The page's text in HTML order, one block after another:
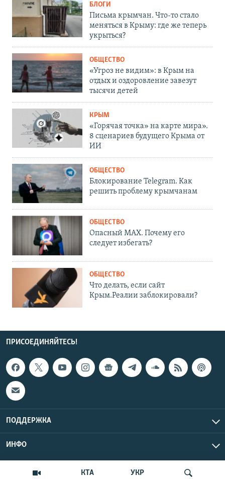
КТА УКР
БЛОГИ
Письма крымчан. Что-то стало
меняться в Крыму: где же теперь
укрыться?
ОБЩЕСТВО
«Угроз не видим»: в Крым на
отдых и оздоровление завезут
тысячи детей
КРЫМ
«Горячая точка» на карте мира».
8 сценариев будущего Крыма от
ИИ
ОБЩЕСТВО
Блокирование Telegram. Как
решить проблему крымчанам
ОБЩЕСТВО
Опасный MAX. Почему его
следует избегать?
ОБЩЕСТВО
Что делать, если сайт
Крым.Реалии заблокировали?
ПРИСОЕДИНЯЙТЕСЬ!
ПОДДЕРЖКА
ИНФО
Copyright Крым.Реалии, 2026 | Все права защищены.
UTC+3